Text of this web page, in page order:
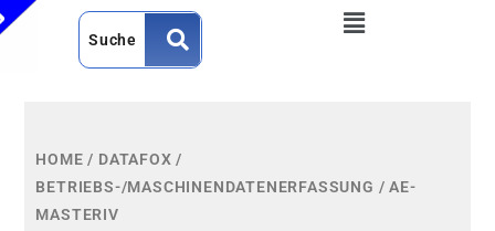
HOME / DATAFOX /
BETRIEBS-/MASCHINENDATENERFASSUNG /AE-
MASTERIV